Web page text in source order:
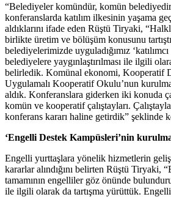
“Belediyeler komündür, komün
konferanslarda katılım ilkesinin yaşama
aldıklarını ifade eden Rüştü Tiryaki,
birlikte üretim ve bölüşüm konusunu
belediyelerimizde uyguladığımız
belediyelere yaygınlaştırılması ile ilgili
belirledik. Komünal ekonomi, Kooperatif
Uygulamalı Kooperatif Okulu’nun
aldık. Konferanslara giderken iki konuda
komün ve kooperatif çalıştayları.
konferans kararı haline getirdik” şeklinde
‘Engelli Destek Kampüsleri’nin
Engelli yurttaşlara yönelik hizmetlerin
kararlar alındığını belirten Rüştü Tiryaki,
tamamının engelliler göz önünde
ile ilgili olarak da tartışma yürüttük.